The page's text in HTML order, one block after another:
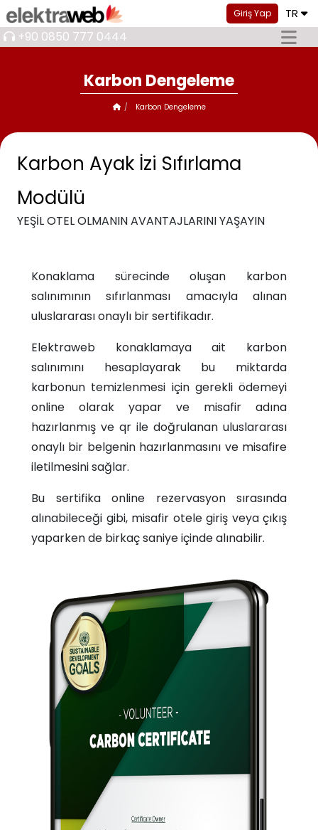
Giriş Yap TR
+90 0850 777 0444
Karbon Dengeleme
Karbon Dengeleme
Karbon Ayak İzi Sıfırlama
Modülü
YEŞİL OTEL OLMANIN AVANTAJLARINI YAŞAYIN
Konaklama sürecinde oluşan karbon
salınımının sıfırlanması amacıyla alınan
uluslararası onaylı bir sertifikadır.
​Elektraweb konaklamaya ait karbon
salınımını hesaplayarak bu miktarda
karbonun temizlenmesi için gerekli ödemeyi
online olarak yapar ve misafir adına
hazırlanmış ve qr ile doğrulanan uluslararası
onaylı bir belgenin hazırlanmasını ve misafire
iletilmesini sağlar.​
Bu sertifika online rezervasyon sırasında
alınabileceği gibi, misafir otele giriş veya çıkış
yaparken de birkaç saniye içinde alınabilir.